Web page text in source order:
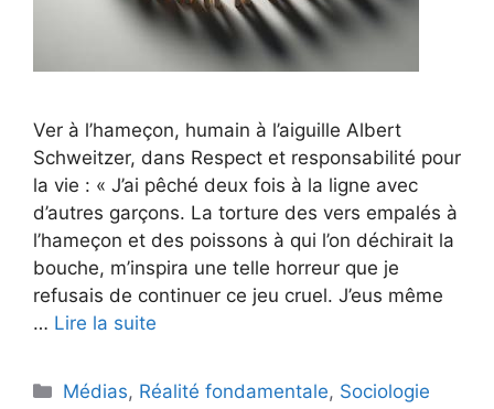
Ver à l’hameçon, humain à l’aiguille Albert
Schweitzer, dans Respect et responsabilité pour
la vie : « J’ai pêché deux fois à la ligne avec
d’autres garçons. La torture des vers empalés à
l’hameçon et des poissons à qui l’on déchirait la
bouche, m’inspira une telle horreur que je
refusais de continuer ce jeu cruel. J’eus même
… Lire la suite
Catégories
Médias, Réalité fondamentale, Sociologie